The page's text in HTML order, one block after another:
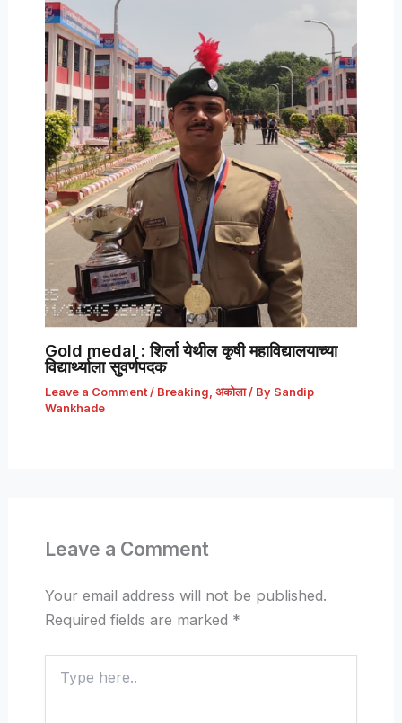
Gold medal : शिर्ला येथील कृषी महाविद्यालयाच्या
विद्यार्थ्याला सुवर्णपदक
Leave a Comment / Breaking, अकोला/ By Sandip
Wankhade
Leave a Comment
Your email address will not be published.
Required fields are marked *
here..